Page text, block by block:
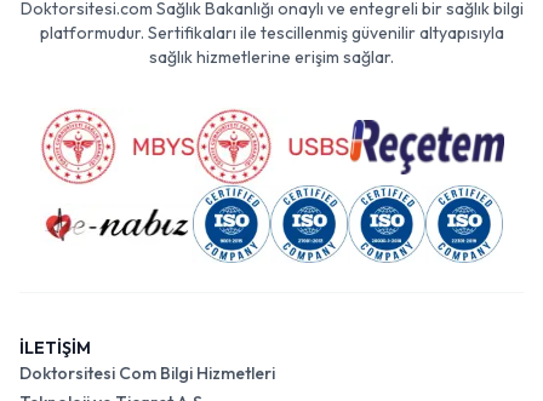
Doktorsitesi.com Sağlık Bakanlığı onaylı ve entegreli bir sağlık bilgi
platformudur. Sertifikaları ile tescillenmiş güvenilir altyapısıyla
sağlık hizmetlerine erişim sağlar.
İLETİŞİM
Doktorsitesi Com Bilgi Hizmetleri